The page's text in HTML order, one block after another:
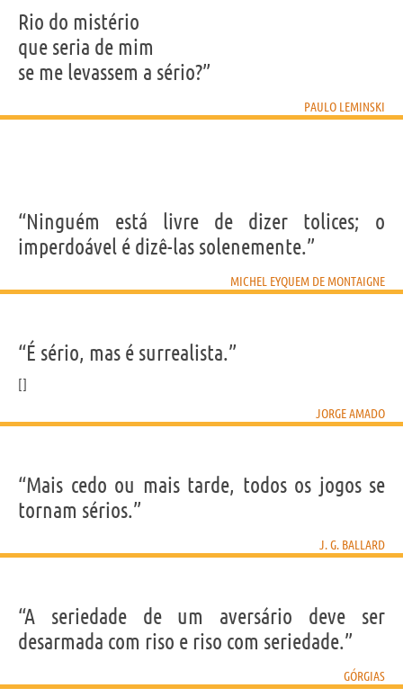
Rio do mistério
que seria de mim
se me levassem a sério?”
PAULO LEMINSKI
“Ninguém está livre de dizer tolices; o
imperdoável é dizê-las solenemente.”
MICHEL EYQUEM DE MONTAIGNE
“É sério, mas é surrealista.”
JORGE AMADO
“Mais cedo ou mais tarde, todos os jogos se
tornam sérios.”
J. G. BALLARD
“A seriedade de um aversário deve ser
desarmada com riso e riso com seriedade.”
GÓRGIAS